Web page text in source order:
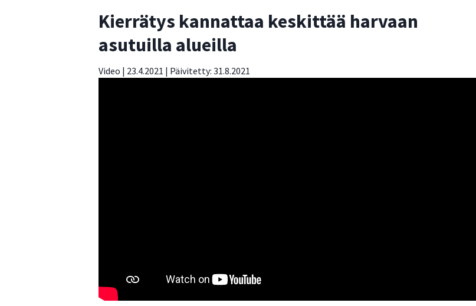
Kierrätys kannattaa keskittää harvaan
asutuilla alueilla
Video | 23.4.2021 | Päivitetty: 31.8.2021